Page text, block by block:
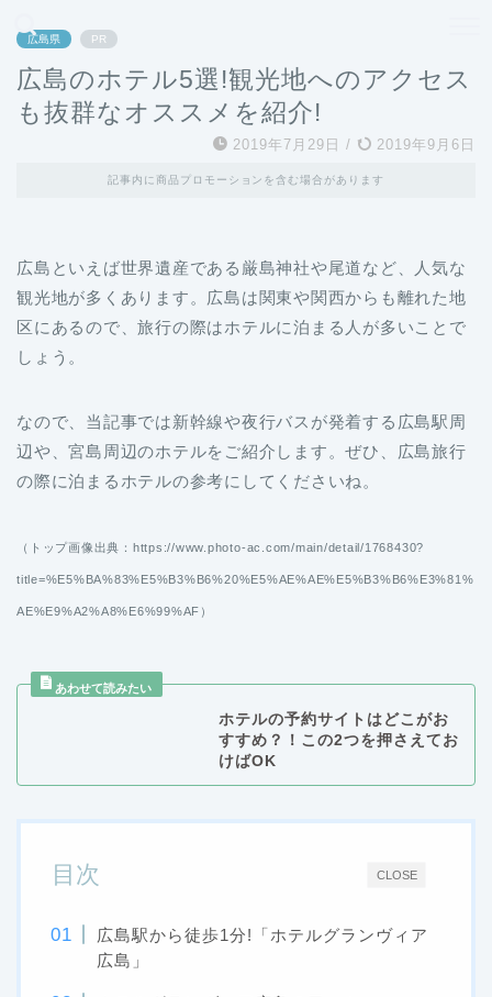
広島県 PR
広島のホテル5選!観光地へのアクセス
も抜群なオススメを紹介!
2019年7月29日 / 2019年9月6日
記事内に商品プロモーションを含む場合があります
広島といえば世界遺産である厳島神社や尾道など、人気な
観光地が多くあります。広島は関東や関西からも離れた地
区にあるので、旅行の際はホテルに泊まる人が多いことで
しょう。
なので、当記事では新幹線や夜行バスが発着する広島駅周
辺や、宮島周辺のホテルをご紹介します。ぜひ、広島旅行
の際に泊まるホテルの参考にしてくださいね。
（トップ画像出典：https://www.photo-ac.com/main/detail/1768430?
title=%E5%BA%83%E5%B3%B6%20%E5%AE%AE%E5%B3%B6%E3%81%
AE%E9%A2%A8%E6%99%AF）
ホテルの予約サイトはどこがお
すすめ？！この2つを押さえてお
けばOK
CLOSE
目次
広島駅から徒歩1分!「ホテルグランヴィア
広島」